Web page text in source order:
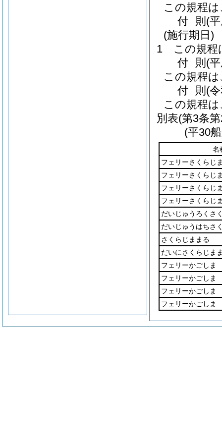
この規程
付 則 (
(施行期日)
1
この規程
付 則 (
この規程
付 則 (
この規程
別表(第3条
(平30
名
フェリーさくらじ
フェリーさくらじ
フェリーさくらじ
フェリーさくらじ
だいじゅうろくさ
だいじゅうはちさ
さくらじままる
だいにさくらじま
フェリーかごしま
フェリーかごしま
フェリーかごしま
フェリーかごしま